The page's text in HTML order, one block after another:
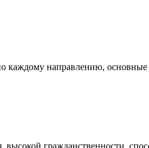
каждому направлению,
гражданственности,